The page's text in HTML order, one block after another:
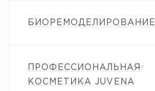
БИОРЕМОДЕЛИРОВАНИЕ
ПРОФЕССИОНАЛЬНАЯ
КОСМЕТИКА JUVENA